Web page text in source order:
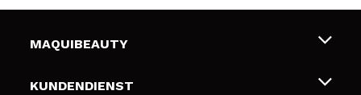
MAQUIBEAUTY
Über uns
KUNDENDIENST